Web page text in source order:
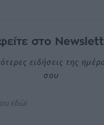
στο
ειδήσεις της
σου